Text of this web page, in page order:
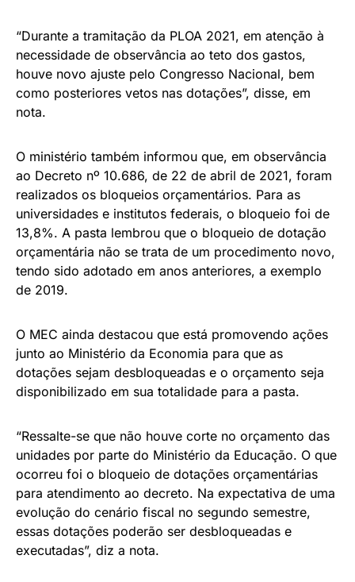
“Durante a tramitação da PLOA 2021, em atenção à
necessidade de observância ao teto dos gastos,
houve novo ajuste pelo Congresso Nacional, bem
como posteriores vetos nas dotações”, disse, em
nota.
O ministério também informou que, em observância
ao Decreto nº 10.686, de 22 de abril de 2021, foram
realizados os bloqueios orçamentários. Para as
universidades e institutos federais, o bloqueio foi de
13,8%. A pasta lembrou que o bloqueio de dotação
orçamentária não se trata de um procedimento novo,
tendo sido adotado em anos anteriores, a exemplo
de 2019.
O MEC ainda destacou que está promovendo ações
junto ao Ministério da Economia para que as
dotações sejam desbloqueadas e o orçamento seja
disponibilizado em sua totalidade para a pasta.
“Ressalte-se que não houve corte no orçamento das
unidades por parte do Ministério da Educação. O que
ocorreu foi o bloqueio de dotações orçamentárias
para atendimento ao decreto. Na expectativa de uma
evolução do cenário fiscal no segundo semestre,
essas dotações poderão ser desbloqueadas e
executadas”, diz a nota.